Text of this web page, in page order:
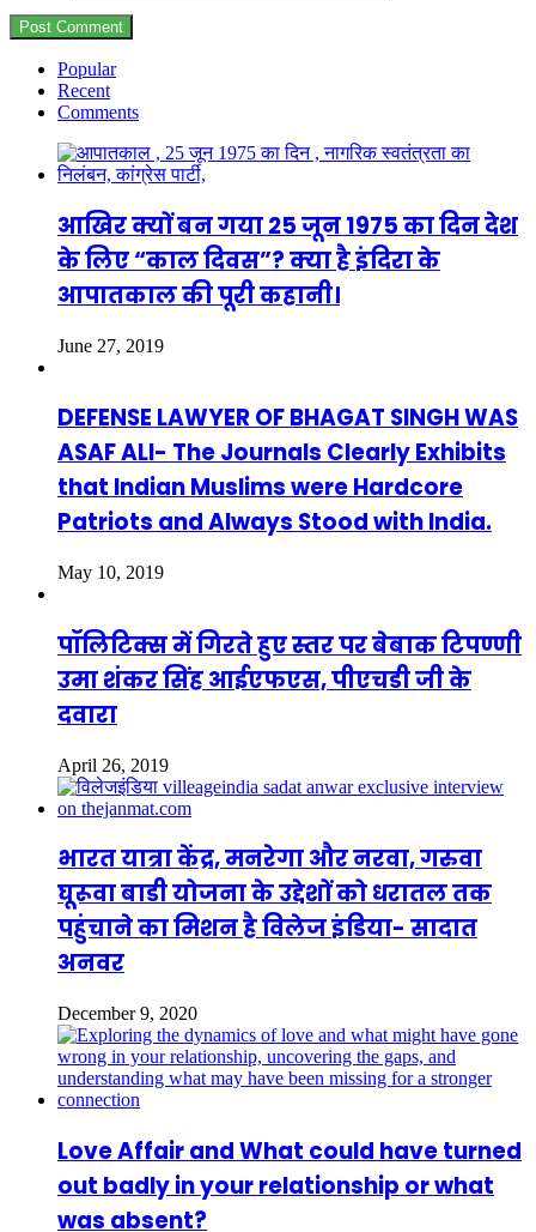
Popular
Recent
Comments
आखिर क्यों बन गया 25 जून 1975 का दिन देश
के लिए “काल दिवस”? क्या है इंदिरा के
आपातकाल की पूरी कहानी।
June 27, 2019
DEFENSE LAWYER OF BHAGAT SINGH WAS
ASAF ALI- The Journals Clearly Exhibits
that Indian Muslims were Hardcore
Patriots and Always Stood with India.
May 10, 2019
पॉलिटिक्स में गिरते हुए स्तर पर बेबाक टिपण्णी
उमा शंकर सिंह आईएफएस, पीएचडी जी के
दवारा
April 26, 2019
भारत यात्रा केंद्र, मनरेगा और नरवा, गरुवा
घूरूवा बाडी योजना के उद्देशों को धरातल तक
पहुंचाने का मिशन है विलेज इंडिया- सादात
अनवर
December 9, 2020
Love Affair and What could have turned
out badly in your relationship or what
was absent?